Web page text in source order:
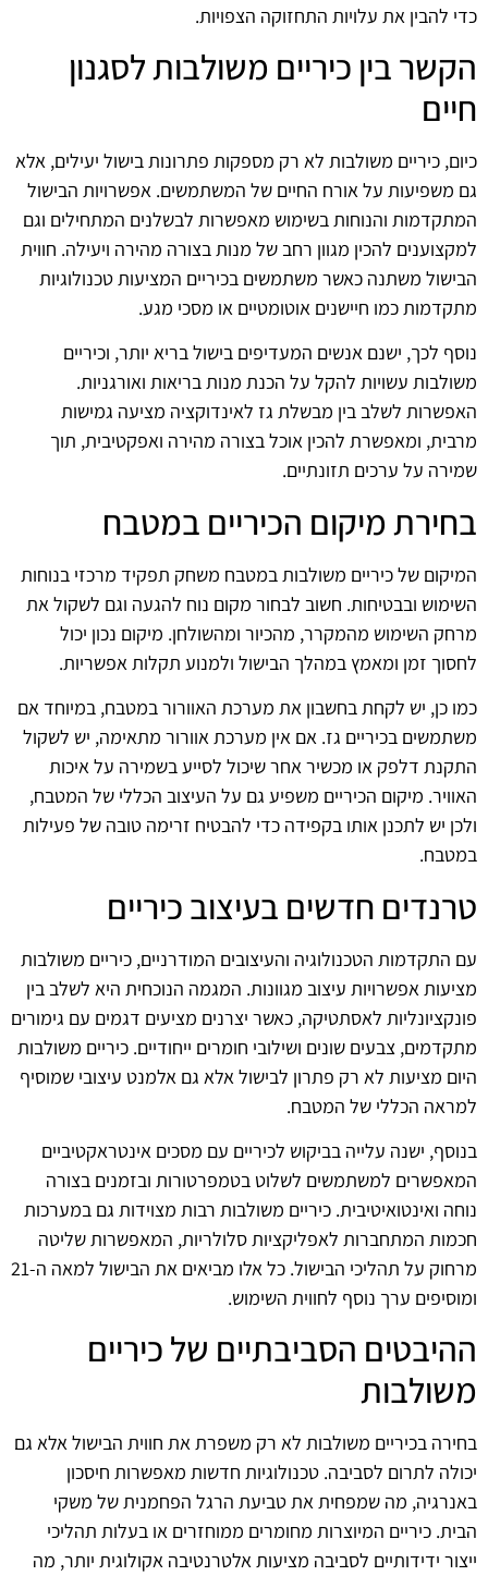
כדי להבין את עלויות התחזוקה הצפויות.
הקשר בין כיריים משולבות לסגנון
חיים
כיום, כיריים משולבות לא רק מספקות פתרונות בישול יעילים, אלא
גם משפיעות על אורח החיים של המשתמשים. אפשרויות הבישול
המתקדמות והנוחות בשימוש מאפשרות לבשלנים המתחילים וגם
למקצוענים להכין מגוון רחב של מנות בצורה מהירה ויעילה. חווית
הבישול משתנה כאשר משתמשים בכיריים המציעות טכנולוגיות
מתקדמות כמו חיישנים אוטומטיים או מסכי מגע.
נוסף לכך, ישנם אנשים המעדיפים בישול בריא יותר, וכיריים
משולבות עשויות להקל על הכנת מנות בריאות ואורגניות.
האפשרות לשלב בין מבשלת גז לאינדוקציה מציעה גמישות
מרבית, ומאפשרת להכין אוכל בצורה מהירה ואפקטיבית, תוך
שמירה על ערכים תזונתיים.
בחירת מיקום הכיריים במטבח
המיקום של כיריים משולבות במטבח משחק תפקיד מרכזי בנוחות
השימוש ובבטיחות. חשוב לבחור מקום נוח להגעה וגם לשקול את
מרחק השימוש מהמקרר, מהכיור ומהשולחן. מיקום נכון יכול
לחסוך זמן ומאמץ במהלך הבישול ולמנוע תקלות אפשריות.
כמו כן, יש לקחת בחשבון את מערכת האוורור במטבח, במיוחד אם
משתמשים בכיריים גז. אם אין מערכת אוורור מתאימה, יש לשקול
התקנת דלפק או מכשיר אחר שיכול לסייע בשמירה על איכות
האוויר. מיקום הכיריים משפיע גם על העיצוב הכללי של המטבח,
ולכן יש לתכנן אותו בקפידה כדי להבטיח זרימה טובה של פעילות
במטבח.
טרנדים חדשים בעיצוב כיריים
עם התקדמות הטכנולוגיה והעיצובים המודרניים, כיריים משולבות
מציעות אפשרויות עיצוב מגוונות. המגמה הנוכחית היא לשלב בין
פונקציונליות לאסתטיקה, כאשר יצרנים מציעים דגמים עם גימורים
מתקדמים, צבעים שונים ושילובי חומרים ייחודיים. כיריים משולבות
היום מציעות לא רק פתרון לבישול אלא גם אלמנט עיצובי שמוסיף
למראה הכללי של המטבח.
בנוסף, ישנה עלייה בביקוש לכיריים עם מסכים אינטראקטיביים
המאפשרים למשתמשים לשלוט בטמפרטורות ובזמנים בצורה
נוחה ואינטואיטיבית. כיריים משולבות רבות מצוידות גם במערכות
חכמות המתחברות לאפליקציות סלולריות, המאפשרות שליטה
מרחוק על תהליכי הבישול. כל אלו מביאים את הבישול למאה ה-21
ומוסיפים ערך נוסף לחווית השימוש.
ההיבטים הסביבתיים של כיריים
משולבות
בחירה בכיריים משולבות לא רק משפרת את חווית הבישול אלא גם
יכולה לתרום לסביבה. טכנולוגיות חדשות מאפשרות חיסכון
באנרגיה, מה שמפחית את טביעת הרגל הפחמנית של משקי
הבית. כיריים המיוצרות מחומרים ממוחזרים או בעלות תהליכי
ייצור ידידותיים לסביבה מציעות אלטרנטיבה אקולוגית יותר, מה